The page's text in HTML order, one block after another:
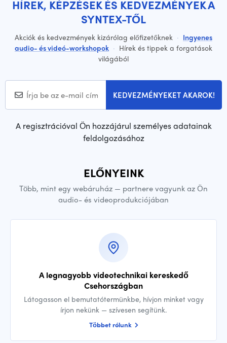
HÍREK, KÉPZÉSEK ÉS KEDVEZMÉNYEK A
SYNTEX-TŐL
Akciók és kedvezmények kizárólag előfizetőknek · Ingyenes
audio- és videó-workshopok · Hírek és tippek a forgatások
világából
KEDVEZMÉNYEKET AKAROK!
A regisztrációval Ön hozzájárul személyes adatainak
feldolgozásához
ELŐNYEINK
Több, mint egy webáruház — partnere vagyunk az Ön
audio- és videoprodukciójában
A legnagyobb videotechnikai kereskedő
Csehországban
Látogasson el bemutatótermünkbe, hívjon minket vagy
írjon nekünk — szívesen segítünk.
Többet rólunk